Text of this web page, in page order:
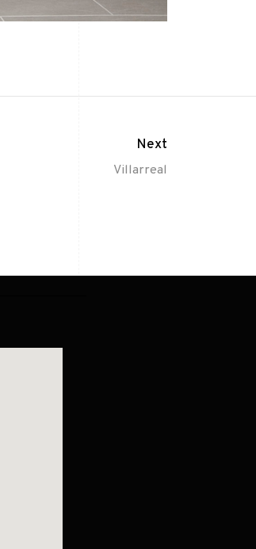
Next
Villarreal